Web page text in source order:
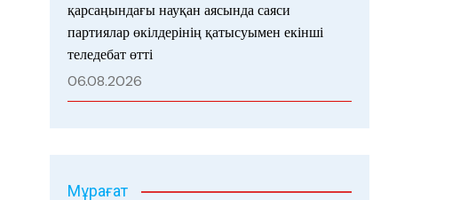
қарсаңындағы науқан аясында саяси
партиялар өкілдерінің қатысуымен екінші
теледебат өтті
06.08.2026
Мұрағат